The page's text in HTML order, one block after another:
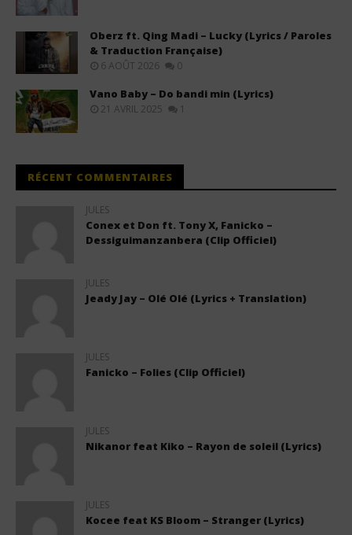
Oberz ft. Qing Madi – Lucky (Lyrics / Paroles
& Traduction Française)
6 AOÛT 2026 0
Vano Baby – Do bandi min (Lyrics)
21 AVRIL 2025 1
RÉCENT COMMENTAIRES
JULES
Conex et Don ft. Tony X, Fanicko –
Dessiguimanzanbera (Clip Officiel)
JULES
Jeady Jay – Olé Olé (Lyrics + Translation)
JULES
Fanicko – Folies (Clip Officiel)
JULES
Nikanor feat Kiko – Rayon de soleil (Lyrics)
JULES
Kocee feat KS Bloom – Stranger (Lyrics)